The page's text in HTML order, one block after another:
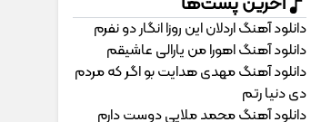
دانلود آهنگ اردلان این روزا انگار دو نفرم
دانلود آهنگ اهورا من یارالی عاشیقم
دانلود آهنگ مهدی هدایت بو اگر که مردم
دی دنیا رتم
دانلود آهنگ محمد ملایی دوﺳﺖ دارم